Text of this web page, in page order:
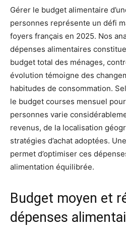
Gérer le budget alimentaire
personnes représente un défi
foyers français en 2025. Nos
dépenses alimentaires
budget total des ménages,
évolution témoigne des
habitudes de consommation.
le budget courses mensuel
personnes varie
revenus, de la localisation
stratégies d’achat adoptées.
permet d’optimiser ces
alimentation équilibrée.
Budget moyen et
dépenses